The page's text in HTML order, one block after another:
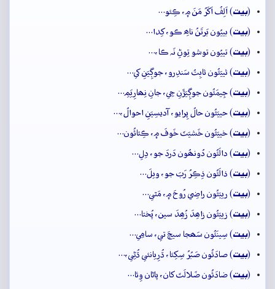
(بيت) اَلِفُ اَکَرُ مَنَ ۾، ڪِئو…
(بيت) بييُون بَرتَنُ ناھِ ڪو، کِدا…
(بيت) تييُون توشو تِوڻِ نَہ ڪا،…
(بيت) ثييَئُون ثابِتُ سَندِرو، جوڳِيَنِ کي…
(بيت) جِيمَئُون جوڳِيَڙَنِ جِي، جانِ نِھارِيَمِ…
(بيت) حييَئُون حالُ پِرايو، آديسِيَنِ احوالُ،…
(بيت) خييَئُون خَشيَتَ خَوفَ ۾، ڪِئائُون…
(بيت) دالَئُون دُونھُون دَردَ جو، دِلِ…
(بيت) ذالَئُون ذِڪِرُ رَبَ جو، ويلَ…
(بيت) رييَئُون راضِي رُوحَ ۾، مَٿي…
(بيت) زييَئُون زاھِدَ زُھِدَ سين، پُختا…
(بيت) سِينَئُون سَھجا سيڄَ تي، سامِي…
(بيت) صادَئُون صَبُرُ سِکِئا، ڌُرِيانئي ڌُڻِي،…
(بيت) ضادَئُون ضَلالَتَ کان، پاڻان وِئا…